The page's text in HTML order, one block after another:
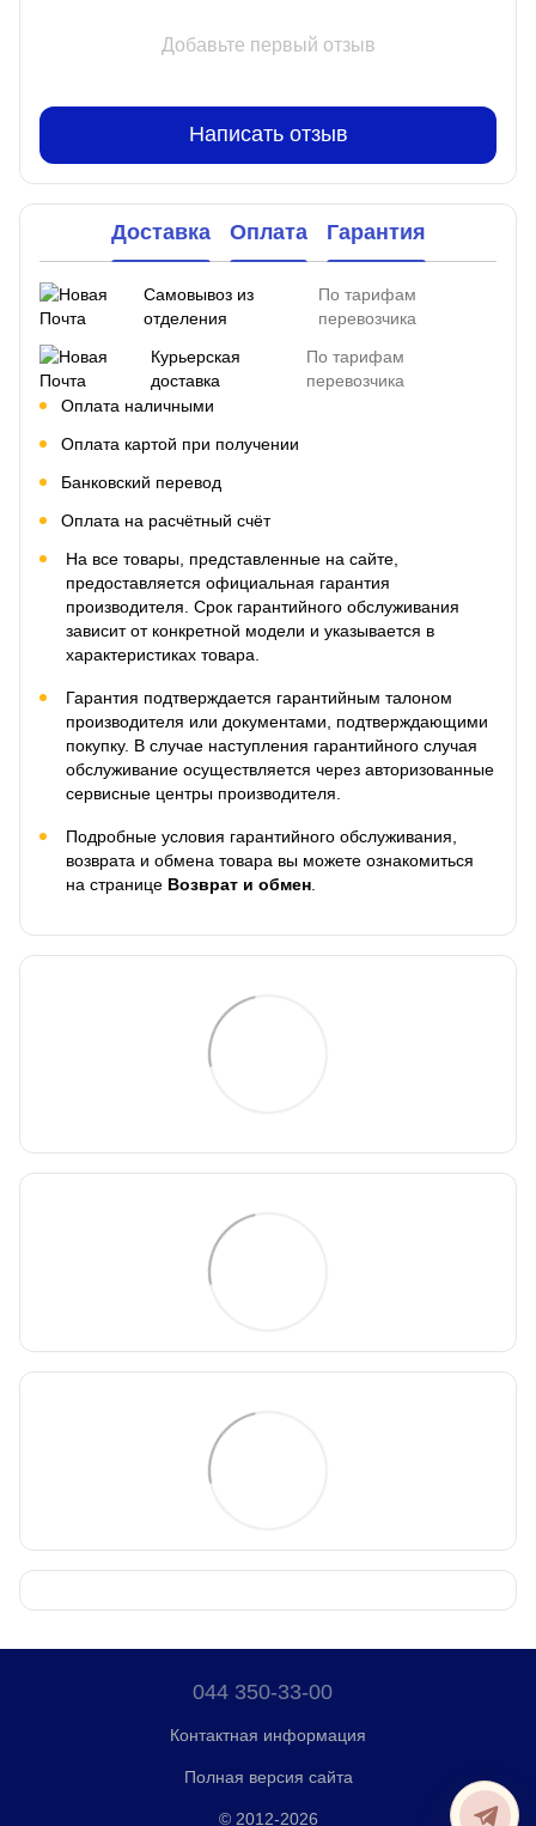
Добавьте первый отзыв
Написать отзыв
Доставка Оплата Гарантия
Самовывоз из
отделения
По тарифам
перевозчика
Курьерская
доставка
По тарифам
перевозчика
Оплата наличными
Оплата картой при получении
Банковский перевод
Оплата на расчётный счёт
На все товары, представленные на сайте,
предоставляется официальная гарантия
производителя. Срок гарантийного обслуживания
зависит от конкретной модели и указывается в
характеристиках товара.
Гарантия подтверждается гарантийным талоном
производителя или документами, подтверждающими
покупку. В случае наступления гарантийного случая
обслуживание осуществляется через авторизованные
сервисные центры производителя.
Подробные условия гарантийного обслуживания,
возврата и обмена товара вы можете ознакомиться
на странице Возврат и обмен
044 350-33-00
Контактная информация
Полная версия сайта
© 2012-2026